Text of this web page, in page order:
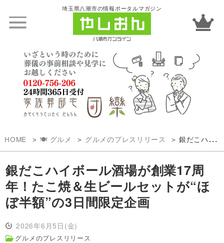
埼玉県八潮市の情報ポータルマガジン
HOME 🍽️ グルメ グルメのプレスリリース 銀だこハイボール酒場が創業17周年！たこ焼＆生ビールセットが“ほぼ半額”の3日間限定企画
銀だこハイボール酒場が創業17周
年！たこ焼＆生ビールセットが“ほ
ぼ半額”の3日間限定企画
2026年6月5日(金)
グルメのプレスリリース